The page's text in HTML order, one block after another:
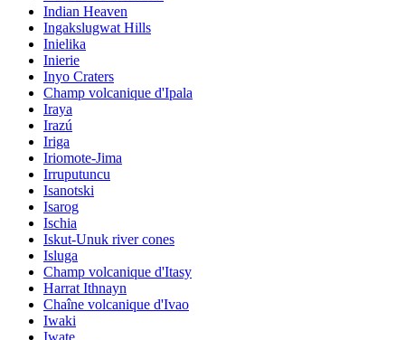
Indian Heaven
Ingakslugwat Hills
Inielika
Inierie
Inyo Craters
Champ volcanique d'Ipala
Iraya
Irazú
Iriga
Iriomote-Jima
Irruputuncu
Isanotski
Isarog
Ischia
Iskut-Unuk river cones
Isluga
Champ volcanique d'Itasy
Harrat Ithnayn
Chaîne volcanique d'Ivao
Iwaki
Iwate